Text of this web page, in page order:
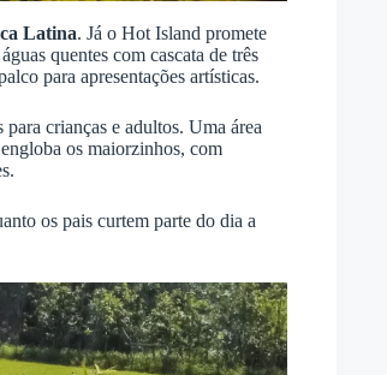
Latina. Já o Hot Island promete
quentes com cascata de três
para apresentações artísticas.
crianças e adultos. Uma área
os maiorzinhos, com
os pais curtem parte do dia a